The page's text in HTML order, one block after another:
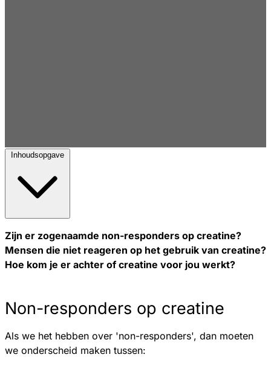
Inhoudsopgave
Zijn er zogenaamde non-responders op creatine?
Mensen die niet reageren op het gebruik van creatine?
Hoe kom je er achter of creatine voor jou werkt?
Non-responders op creatine
Als we het hebben over 'non-responders', dan moeten
we onderscheid maken tussen: